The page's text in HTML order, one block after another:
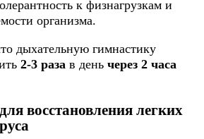
к физнагрузкам и
организма.
дыхательную гимнастику
2-3 раза в день через 2 часа
восстановления легких